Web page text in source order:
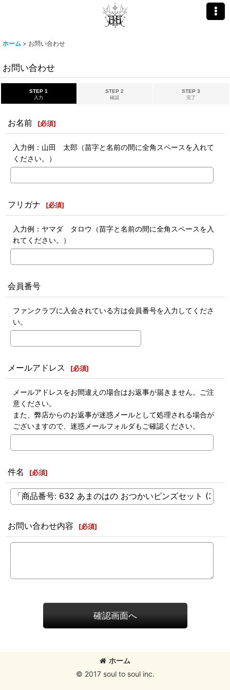
ホーム > お問い合わせ
お問い合わせ
STEP 1
入力
STEP 2
確認
STEP 3
完了
お名前 [必須]
入力例：山田 太郎（苗字と名前の間に全角スペースを入れて
ください。）
フリガナ [必須]
入力例：ヤマダ タロウ（苗字と名前の間に全角スペースを入
れてください。）
会員番号
ファンクラブに入会されている方は会員番号を入力してくださ
い。
メールアドレス [必須]
メールアドレスをお間違えの場合はお返事が届きません。ご注
意ください。
また、弊店からのお返事が迷惑メールとして処理される場合が
ございますので、迷惑メールフォルダもご確認ください。
件名 [必須]
お問い合わせ内容 [必須]
確認画面へ
ホーム
© 2017 soul to soul inc.